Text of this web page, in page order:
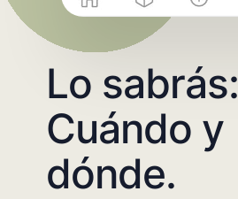
Lo sabrás:
Cuándo y
dónde.